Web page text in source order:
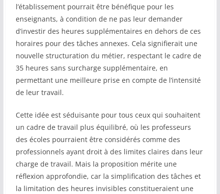
l’établissement pourrait être bénéfique pour les
enseignants, à condition de ne pas leur demander
d’investir des heures supplémentaires en dehors de ces
horaires pour des tâches annexes. Cela signifierait une
nouvelle structuration du métier, respectant le cadre de
35 heures sans surcharge supplémentaire, en
permettant une meilleure prise en compte de l’intensité
de leur travail.
Cette idée est séduisante pour tous ceux qui souhaitent
un cadre de travail plus équilibré, où les professeurs
des écoles pourraient être considérés comme des
professionnels ayant droit à des limites claires dans leur
charge de travail. Mais la proposition mérite une
réflexion approfondie, car la simplification des tâches et
la limitation des heures invisibles constitueraient une